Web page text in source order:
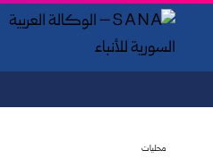
محليات